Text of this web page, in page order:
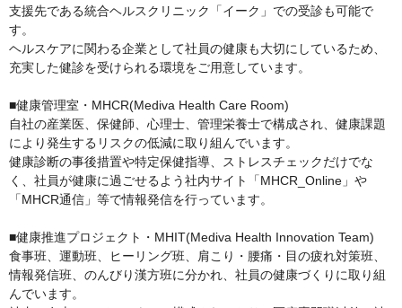
⽀援先である統合ヘルスクリニック「イーク」での受診も可能で
す。
ヘルスケアに関わる企業として社員の健康も⼤切にしているため、
充実した健診を受けられる環境をご⽤意しています。
■健康管理室・MHCR(Mediva Health Care Room)
自社の産業医、保健師、心理士、管理栄養士で構成され、健康課題
により発生するリスクの低減に取り組んでいます。
健康診断の事後措置や特定保健指導、ストレスチェックだけでな
く、社員が健康に過ごせるよう社内サイト「MHCR_Online」や
「MHCR通信」等で情報発信を行っています。
■健康推進プロジェクト・MHIT(Mediva Health Innovation Team)
食事班、運動班、ヒーリング班、肩こり・腰痛・目の疲れ対策班、
情報発信班、のんびり漢方班に分かれ、社員の健康づくりに取り組
んでいます。